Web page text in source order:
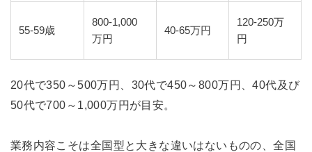
55-59歳
800-1,000
万円
40-65万円
120-250万
円
20代で350～500万円、30代で450～800万円、40代及び
50代で700～1,000万円が目安。
業務内容こそは全国型と大きな違いはないものの、全国